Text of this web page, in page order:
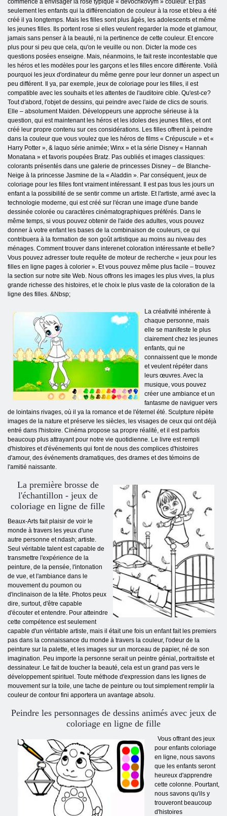
commencé à envisager la rose typique « devochkovym » couleur. Et pas
seulement les enfants qui la différenciation de couleur à la rose et bleu a été
créé il ya longtemps. Mais les filles sont plus âgés, les adolescents et même
les jeunes filles. Ils portent rose si elles veulent regarder la mode et glamour,
jamais sans penser à la beauté, ni la pertinence de cette couleur. Et encore
plus pour si peu que cela, qu'on le veuille ou non. Dicter la mode ces
questions posées enseigne. Mais, néanmoins, le fait reste incontestable que
les héros et les modèles pour les garçons et les filles encore différente. Voilà
pourquoi les jeux d'ordinateur du même genre pour leur donner un aspect un
peu différent. Il ya, par exemple, jeux de coloriage pour les filles, il est
compatible avec les souhaits et les attentes de l'auditoire cible. Qu'est-ce?
Tout d'abord, l'objet de dessins, qui peindre avec l'aide de clics de souris.
Elle – absolument Maiden. Développeurs une approche sérieuse à la
question, qui est maintenant les héros et les idoles des jeunes filles, et ont
créé leur propre contenu sur ces considérations. Les filles offrent à peindre
dans la couleur que vous voulez que les héros de films « Crépuscule » et «
Harry Potter », & laquo série animée; Winx » et la série Disney « Hannah
Monatana » et favoris poupées Bratz. Pas oubliés et images classiques:
colorants présentés dans une galerie de princesses Disney – de Blanche-
Neige à la princesse Jasmine de la « Aladdin ». Par conséquent, jeux de
coloriage pour les filles font vraiment intéressant. Il est pas tous les jours un
enfant a la possibilité de se sentir comme un artiste. Et l'artiste, armé avec la
technologie moderne, qui est créé sur l'écran une image d'une bande
dessinée colorée ou caractères cinématographiques préférés. Dans le
même temps, si vous pouvez obtenir de l'aide des adultes, vous pouvez
donner à votre enfant les bases de la combinaison de couleurs, ce qui
contribuera à la formation de son goût artistique au moins au niveau des
ménages. Comment trouver dans interenet coloration intéressante et belle?
Vous pouvez adresser toute requête de moteur de recherche « jeux pour les
filles en ligne pages à colorier ». Et vous pouvez même plus facile – trouvez
la section sur notre site Web. Nous offrons les images les plus vives, la plus
grande richesse des histoires, et le choix le plus vaste de la coloration de la
ligne des filles. &Nbsp;
La créativité inhérente à
chaque personne, mais
elle se manifeste le plus
clairement chez les jeunes
enfants, qui ne
connaissent que le monde
et veulent répéter dans
leurs œuvres. Avec la
musique, vous pouvez
créer une ambiance et un
fantasme de naviguer vers
de lointains rivages, où il ya la romance et de l'éternel été. Sculpture répète
images de la nature et préserve les siècles, les visages de ceux qui ont déjà
entré dans l'histoire. Cinéma propose sa propre réalité, et il est parfois
beaucoup plus attrayant pour notre vie quotidienne. Le livre est rempli
d'histoires et d'événements qui font de nous des complices d'histoires
d'amour, des événements dramatiques, des drames et des témoins de
l'amitié naissante.
La première brosse de
l'échantillon - jeux de
coloriage en ligne de fille
Beaux-Arts fait plaisir de voir le
monde à travers les yeux d'une
autre personne et ndash; artiste.
Seul véritable talent est capable de
transmettre l'expérience de la
peinture, de la pensée, l'intonation
de vue, et l'ambiance dans le
mouvement du poumon ou
d'inclinaison de la tête. Photos peux
dire, surtout, d'être capable
d'écouter et entendre. Pour atteindre
cette compétence est seulement
capable d'un véritable artiste, mais il était une fois un enfant fait les premiers
pas dans la connaissance du monde à travers la couleur, l'odeur de la
peinture sur la palette, et les images sur un morceau de papier, né de son
imagination. Peu importe la personne serait un peintre génial, portraitiste et
dessinateur. Le fait de toucher la beauté, cela est un grand pas vers le
développement spirituel. Toute méthode d'expression dans les lignes de
mouvement sur la toile, une tache de peinture ou tout simplement remplir la
couleur de contour fini apportera un avantage absolu.
Peindre les personnages de dessins animés avec jeux de
coloriage en ligne de fille
Vous offrant des jeux
pour enfants coloriage
en ligne, nous savons
que les enfants seront
heureux d'apprendre
cette colonne. Pourtant,
nous savons qu'ils y
trouveront beaucoup
d'histoires